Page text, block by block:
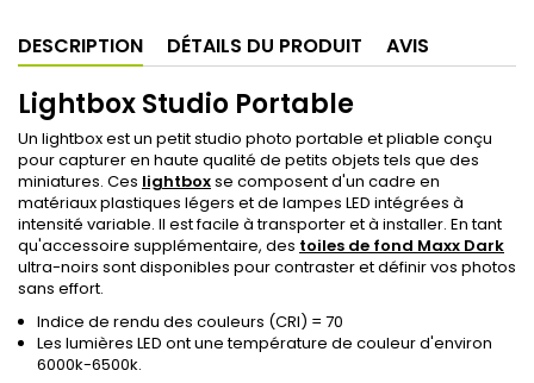
DESCRIPTION DÉTAILS DU PRODUIT AVIS
Lightbox Studio Portable
Un lightbox est un petit studio photo portable et pliable conçu
pour capturer en haute qualité de petits objets tels que des
miniatures. Ces lightboxse composent d'un cadre en
matériaux plastiques légers et de lampes LED intégrées à
intensité variable. Il est facile à transporter et à installer. En tant
qu'accessoire supplémentaire, des toiles de fond Maxx Dark
ultra-noirs sont disponibles pour contraster et définir vos photos
sans effort.
Indice de rendu des couleurs (CRI) = 70
Les lumières LED ont une température de couleur d'environ
6000k-6500k.